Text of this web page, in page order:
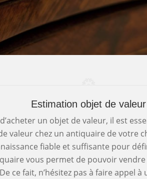
Estimation objet de valeur
un objet de valeur, il est
valeur chez un antiquaire de votre
fiable et suffisante pour
vous permet de pouvoir
ce fait, n’hésitez pas à faire appel